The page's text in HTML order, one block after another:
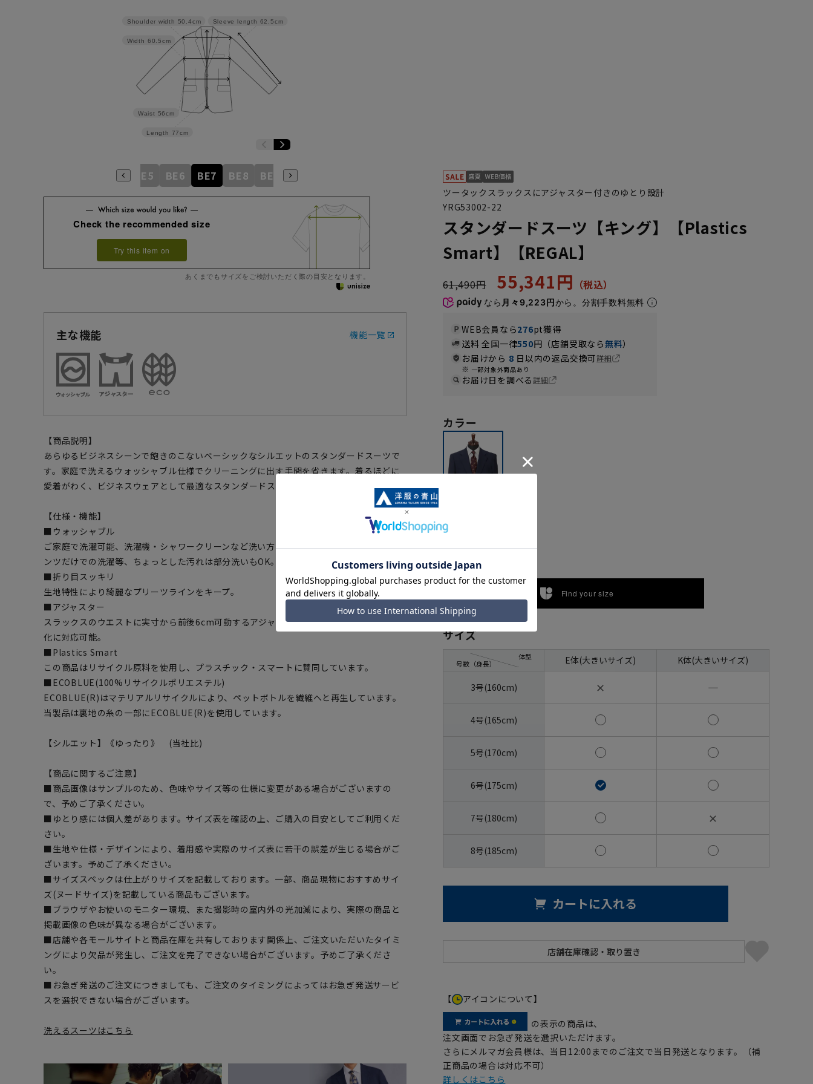
Sleeve length 62.5cm
Length 77cm
Waist 56cm
Width 60.5cm
Shoulder width 50.4cm
BE4 BE5 BE6 BE7 BE8 BE9 BE10 E8 E9 E10
Check the recommended size
Try this item on
あくまでもサイズをご検討いただく際の目安となります。
主な機能 機能一覧
【商品説明】
あらゆるビジネスシーンで飽きのこないベーシックなシルエットのスタンダードスーツで
す。家庭で洗えるウォッシャブル仕様でクリーニングに出す手間を省きます。着るほどに
愛着がわく、ビジネスウェアとして最適なスタンダードスーツです。
【仕様・機能】
■ウォッシャブル
ご家庭で洗濯可能、洗濯機・シャワークリーンなど洗い方も選べます。ジャケットのみパ
ンツだけでの洗濯等、ちょっとした汚れは部分洗いもOK。
■折り目スッキリ
生地特性により綺麗なプリーツラインをキープ。
■アジャスター
スラックスのウエストに実寸から前後6cm可動するアジャスターを採用、多少のお腹の変
化に対応可能。
■Plastics Smart
この商品はリサイクル原料を使用し、プラスチック・スマートに賛同しています。
■ECOBLUE(100%リサイクルポリエステル)
ECOBLUE(R)はマテリアルリサイクルにより、ペットボトルを繊維へと再生しています。
当製品は裏地の糸の一部にECOBLUE(R)を使用しています。
【シルエット】《ゆったり》 (当社比)
【商品に関するご注意】
■商品画像はサンプルのため、色味やサイズ等の仕様に変更がある場合がございますの
で、予めご了承ください。
■ゆとり感には個人差があります。サイズ表を確認の上、ご購入の目安としてご利用くだ
さい。
■生地や仕様・デザインにより、着用感や実際のサイズ表に若干の誤差が生じる場合がご
ざいます。予めご了承ください。
■サイズスペックは仕上がりサイズを記載しております。一部、商品現物におすすめサイ
ズ(ヌードサイズ)を記載している商品もございます。
■ブラウザやお使いのモニター環境、また撮影時の室内外の光加減により、実際の商品と
掲載画像の色味が異なる場合がございます。
■店舗や各モールサイトと商品在庫を共有しております関係上、ご注文いただいたタイミ
ングにより欠品が発生し、ご注文を完了できない場合がございます。予めご了承くださ
い。
■お急ぎ発送のご注文につきましても、ご注文のタイミングによってはお急ぎ発送サービ
スを選択できない場合がございます。
洗えるスーツはこちら
ツータックスラックスにアジャスター付きのゆとり設計
YRG53002-22
スタンダードスーツ【キング】【Plastics
Smart】【REGAL】
61,490円 55,341円
なら 月々9,223円から。分割手数料無料
WEB会員なら276pt獲得
送料 全国一律550円（店舗受取なら無料）
お届けから 8 日以内の返品交換可詳細
一部対象外商品あり
お届け日を調べる詳細
カラー
Find your size
サイズ
号数（身長）
体型 E体(大きいサイズ) K体(大きいサイズ)
3号(160cm) ✕ ―
4号(165cm)
5号(170cm)
6号(175cm)
7号(180cm) ✕
8号(185cm)
カートに入れる
【 アイコンについて】
の表示の商品は、
注文画面でお急ぎ発送を選択いただけます。
さらにメルマガ会員様は、当日12:00までのご注文で当日発送となります。（補
正商品の場合は対応不可）
詳しくはこちら